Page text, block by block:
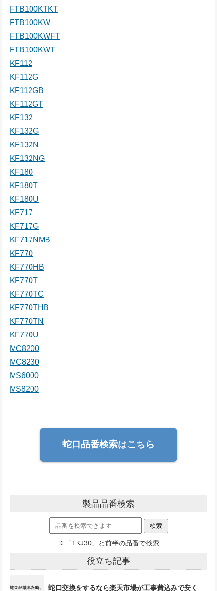
FTB100KTKT
FTB100KW
FTB100KWFT
FTB100KWT
KF112
KF112G
KF112GB
KF112GT
KF132
KF132G
KF132N
KF132NG
KF180
KF180T
KF180U
KF717
KF717G
KF717NMB
KF770
KF770HB
KF770T
KF770TC
KF770THB
KF770TN
KF770U
MC8200
MC8230
MS6000
MS8200
蛇口品番検索はこちら
製品品番検索
※「TKJ30」と前半の品番で検索
役立ち記事
蛇口交換をするなら楽天市場が工事費込みで安く